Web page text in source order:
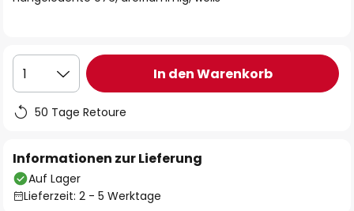
1 In den Warenkorb
50 Tage Retoure
Informationen zur Lieferung
Auf Lager
Lieferzeit: 2 - 5 Werktage